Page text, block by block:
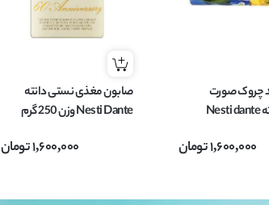
چروک صورت
نستی دانته Nesti dante
1,600,000تومان
صابون مغذی نستی دانته
Nesti Dante وزن 250 گرم
1,600,000تومان